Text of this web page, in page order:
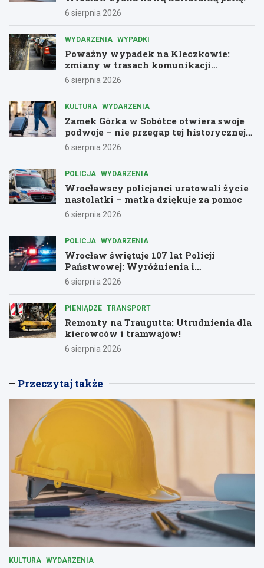
6 sierpnia 2026
WYDARZENIA WYPADKI
Poważny wypadek na Kleczkowie:
zmiany w trasach komunikacji
miejskiej
6 sierpnia 2026
KULTURA WYDARZENIA
Zamek Górka w Sobótce otwiera swoje
podwoje – nie przegap tej historycznej
przygody!
6 sierpnia 2026
POLICJA WYDARZENIA
Wrocławscy policjanci uratowali życie
nastolatki – matka dziękuje za pomoc
6 sierpnia 2026
POLICJA WYDARZENIA
Wrocław świętuje 107 lat Policji
Państwowej: Wyróżnienia i
podziękowania dla bohaterów służby
6 sierpnia 2026
PIENIĄDZE TRANSPORT
Remonty na Traugutta: Utrudnienia dla
kierowców i tramwajów!
6 sierpnia 2026
Przeczytaj także
KULTURA WYDARZENIA